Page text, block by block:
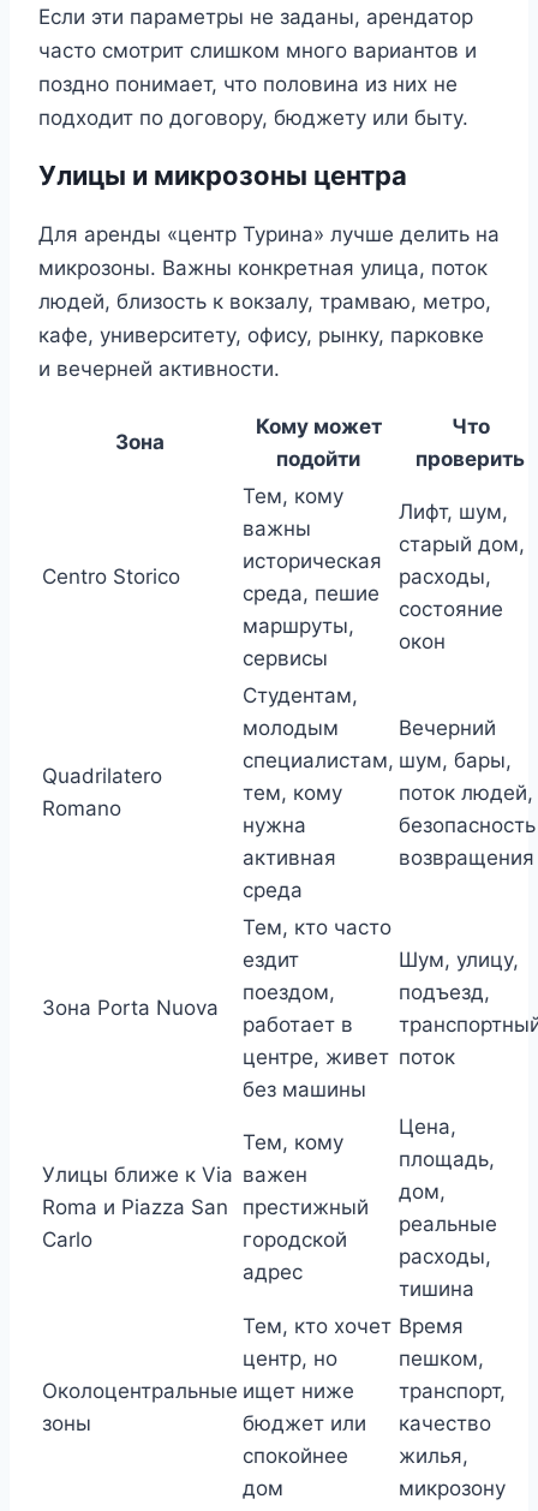
Если эти параметры не заданы, арендатор
часто смотрит слишком много вариантов и
поздно понимает, что половина из них не
подходит по договору, бюджету или быту.
Улицы и микрозоны центра
Для аренды «центр Турина» лучше делить на
микрозоны. Важны конкретная улица, поток
людей, близость к вокзалу, трамваю, метро,
кафе, университету, офису, рынку, парковке
и вечерней активности.
Зона
Кому может
подойти
Что
проверить
Centro Storico
Тем, кому
важны
историческая
среда, пешие
маршруты,
сервисы
Лифт, шум,
старый дом,
расходы,
состояние
окон
Quadrilatero
Romano
Студентам,
молодым
специалистам,
тем, кому
нужна
активная
среда
Вечерний
шум, бары,
поток людей,
безопасность
возвращения
Зона Porta Nuova
Тем, кто часто
ездит
поездом,
работает в
центре, живет
без машины
Шум, улицу,
подъезд,
поток
Улицы ближе к Via
Roma и Piazza San
Carlo
Тем, кому
важен
престижный
городской
адрес
Цена,
площадь,
дом,
реальные
расходы,
тишина
Околоцентральные
зоны
Тем, кто хочет
центр, но
ищет ниже
бюджет или
спокойнее
дом
Время
пешком,
транспорт,
качество
жилья,
микрозону